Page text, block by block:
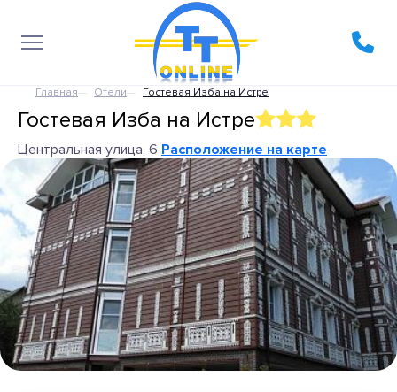
Главная Отели Гостевая Изба на Истре
Гостевая Изба на Истре
Центральная улица, 6 Расположение на карте